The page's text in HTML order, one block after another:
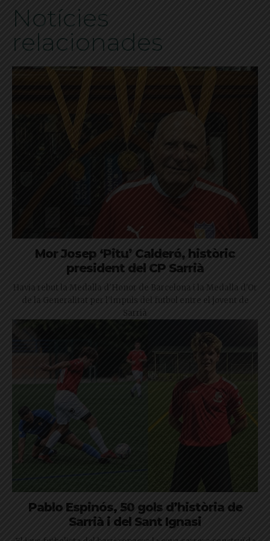
Notícies
relacionades
Mor Josep ‘Pitu’ Calderó, històric
president del CP Sarrià
Havia rebut la Medalla d'Honor de Barcelona i la Medalla d'Or
de la Generalitat per l'impuls del futbol entre el jovent de
Sarrià
Pablo Espinós, 50 gols d’història de
Sarrià i del Sant Ignasi